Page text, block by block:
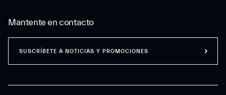
Mantente en contacto
SUSCRÍBETE A NOTICIAS Y PROMOCIONES